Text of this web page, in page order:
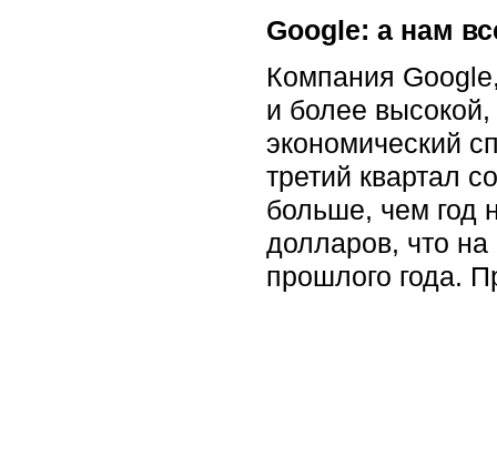
Google: а нам
Компания
и более
экономический
третий квартал
больше, чем год
долларов, что
прошлого года.